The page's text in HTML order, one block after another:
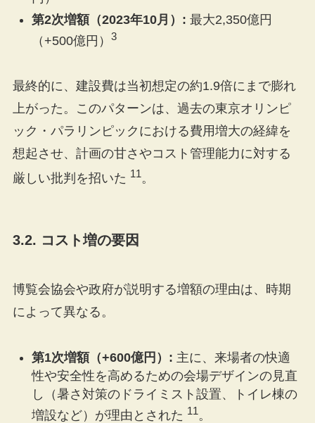
第2次増額（2023年10月）: 最大2,350億円
（+500億円）
3
最終的に、建設費は当初想定の約1.9倍にまで膨れ
上がった。このパターンは、過去の東京オリンピ
ック・パラリンピックにおける費用増大の経緯を
想起させ、計画の甘さやコスト管理能力に対する
厳しい批判を招いた 11。
3.2. コスト増の要因
博覧会協会や政府が説明する増額の理由は、時期
によって異なる。
第1次増額（+600億円）: 主に、来場者の快適
性や安全性を高めるための会場デザインの見直
し（暑さ対策のドライミスト設置、トイレ棟の
増設など）が理由とされた 11。